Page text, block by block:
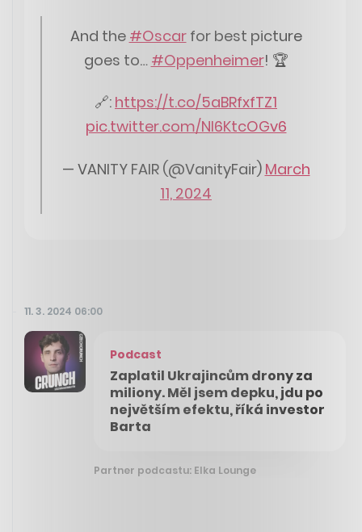
And the #Oscarfor best picture
goes to… #Oppenheimer! 🏆
🔗: https://t.co/5aBRfxfTZ1
pic.twitter.com/Nl6KtcOGv6
— VANITY FAIR (@VanityFair) March
11, 2024
11. 3. 2024 06:00
Podcast
Zaplatil Ukrajincům drony za
miliony. Měl jsem depku, jdu po
největším efektu, říká investor
Barta
Partner podcastu: Elka Lounge